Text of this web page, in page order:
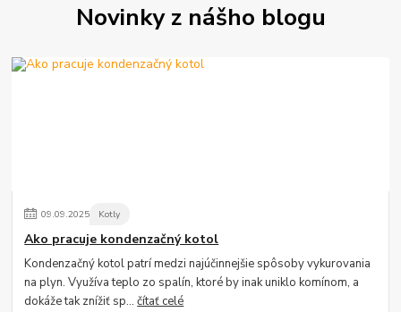
Novinky z nášho blogu
09.09.2025 Kotly
Ako pracuje kondenzačný kotol
Kondenzačný kotol patrí medzi najúčinnejšie spôsoby vykurovania
na plyn. Využíva teplo zo spalín, ktoré by inak uniklo komínom, a
dokáže tak znížiť sp...čítať celé